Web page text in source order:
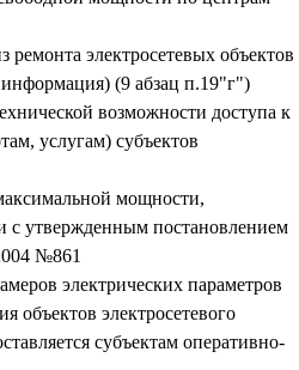
электросетевых объектов
информация) (9 абзац п.19"г")
возможности доступа к
услугам) субъектов
мощности,
с утвержденным постановлением
№861
электрических параметров
объектов электросетевого
субъектам оперативно-